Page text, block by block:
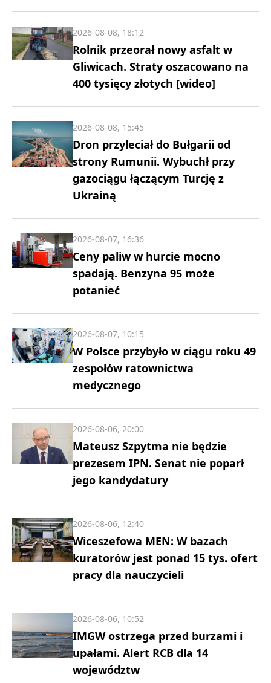
Rolnik przeorał nowy asfalt w
Gliwicach. Straty oszacowano na
400 tysięcy złotych [wideo]
2026-08-08, 18:12
Dron przyleciał do Bułgarii od
strony Rumunii. Wybuchł przy
gazociągu łączącym Turcję z
Ukrainą
2026-08-08, 15:45
Ceny paliw w hurcie mocno
spadają. Benzyna 95 może
potanieć
2026-08-07, 16:36
W Polsce przybyło w ciągu roku 49
zespołów ratownictwa
medycznego
2026-08-07, 10:15
Mateusz Szpytma nie będzie
prezesem IPN. Senat nie poparł
jego kandydatury
2026-08-06, 20:00
Wiceszefowa MEN: W bazach
kuratorów jest ponad 15 tys. ofert
pracy dla nauczycieli
2026-08-06, 12:40
IMGW ostrzega przed burzami i
upałami. Alert RCB dla 14
województw
2026-08-06, 10:52